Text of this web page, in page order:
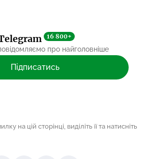
16 800+
про найголовніше
Підписатись
на цій сторінці, виділіть її та натисніть